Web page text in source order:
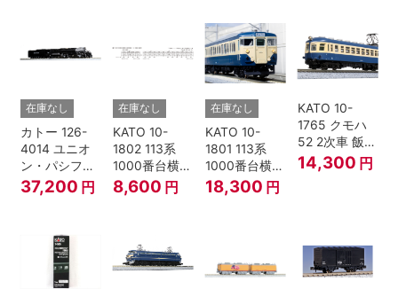
在庫なし
カトー 126-
4014 ユニオ
ン・パシフィ
ック鉄道 ビッ
グボーイ＃
37,200 円
在庫なし
KATO 10-
1802 113系
1000番台横須
賀・総武快速
線 増結4両セ
8,600 円
在庫なし
KATO 10-
1801 113系
1000番台横須
賀・総武快速
線 基本7両セ
18,300 円
KATO 10-
1765 クモハ
52 2次車 飯田
線 4両セット
Nゲージ
14,300 円